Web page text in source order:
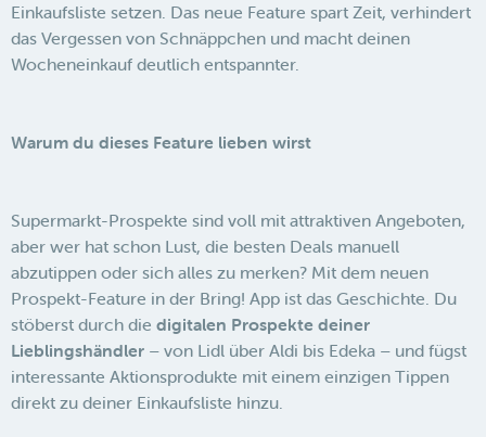
Einkaufsliste setzen. Das neue Feature spart Zeit, verhindert
das Vergessen von Schnäppchen und macht deinen
Wocheneinkauf deutlich entspannter.
Warum du dieses Feature lieben wirst
Supermarkt-Prospekte sind voll mit attraktiven Angeboten,
aber wer hat schon Lust, die besten Deals manuell
abzutippen oder sich alles zu merken? Mit dem neuen
Prospekt-Feature in der Bring! App ist das Geschichte. Du
stöberst durch die digitalen Prospekte deiner
Lieblingshändler – von Lidl über Aldi bis Edeka – und fügst
interessante Aktionsprodukte mit einem einzigen Tippen
direkt zu deiner Einkaufsliste hinzu.